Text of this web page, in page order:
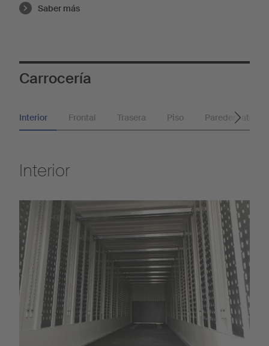
Saber más
Carrocería
Interior Frontal Trasera Piso Paredes
Interior